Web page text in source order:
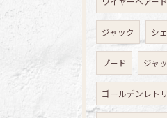
ジャック シ
プード ジャ
ゴールデンレト